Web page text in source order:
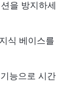
을 방지하세
식 베이스를
능으로 시간